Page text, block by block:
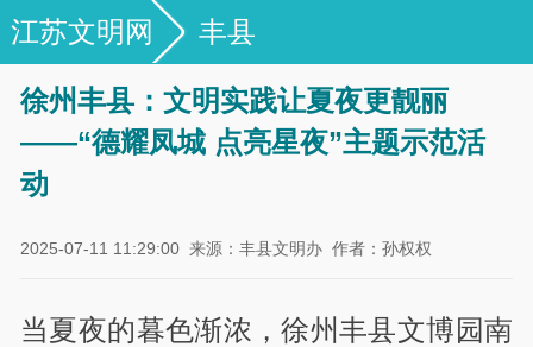
江苏文明网 丰县
徐州丰县：文明实践让夏夜更靓丽
——“德耀凤城 点亮星夜”主题示范活
动
2025-07-11 11:29:00 来源：丰县文明办 作者：孙权权
当夏夜的暮色渐浓，徐州丰县文博园南